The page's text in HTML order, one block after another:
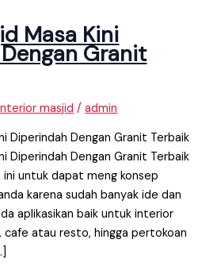
Masa Kini
Granit
masjid /admin
Diperindah Dengan Granit Terbaik
Diperindah Dengan Granit Terbaik
untuk dapat meng konsep
karena sudah banyak ide dan
aplikasikan baik untuk interior
cafe atau resto, hingga pertokoan